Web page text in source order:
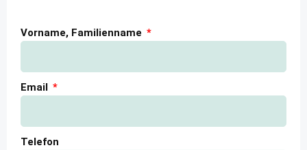
Vorname, Familienname
Email
Telefon